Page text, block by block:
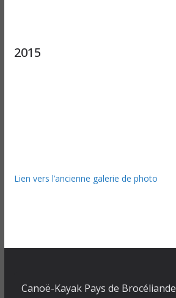
2015
Lien vers l’ancienne galerie de photo
Canoë-Kayak Pays de Brocéliande